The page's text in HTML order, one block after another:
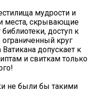
мудрости и
места, скрывающие
доступ к
круг
допускает к
и свиткам только
не были бы такими